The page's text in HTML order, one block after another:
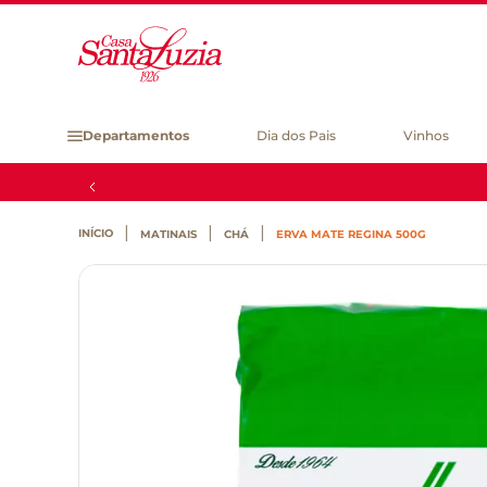
Departamentos Dia dos Pais Vinhos
MATINAIS CHÁ ERVA MATE REGINA 500G